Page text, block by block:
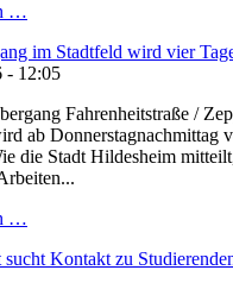
…
im Stadtfeld wird vier
- 12:05
Fahrenheitstraße /
ab Donnerstagnachmittag
die Stadt Hildesheim
…
Kontakt zu